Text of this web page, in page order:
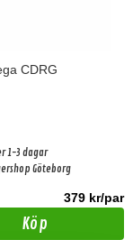
CDRG
1-3 dagar
Göteborg
379 kr/par
Köp